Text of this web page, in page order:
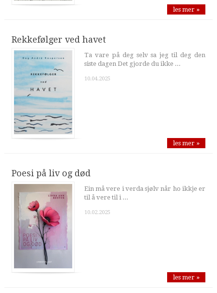
les mer »
Rekkefølger ved havet
Ta vare på deg selv sa jeg til deg den
siste dagen Det gjorde du ikke ...
10.04.2025
les mer »
Poesi på liv og død
Ein må vere i verda sjølv når ho ikkje er
til å vere til i ...
10.02.2025
les mer »